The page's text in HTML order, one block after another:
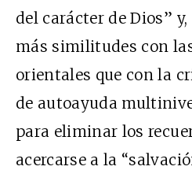
del carácter de Dios”
más similitudes con
orientales que con la
de autoayuda
para eliminar los
acercarse a la